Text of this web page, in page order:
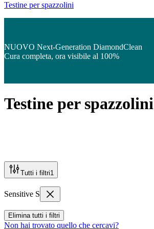
Testine per spazzolini
NUOVO Next-Generation DiamondClean
Cura completa, ora visibile al 100%
Testine per spazzolini
Tutti i filtri1
Sensitive S
Elimina tutti i filtri
Non hai trovato quello che cercavi?